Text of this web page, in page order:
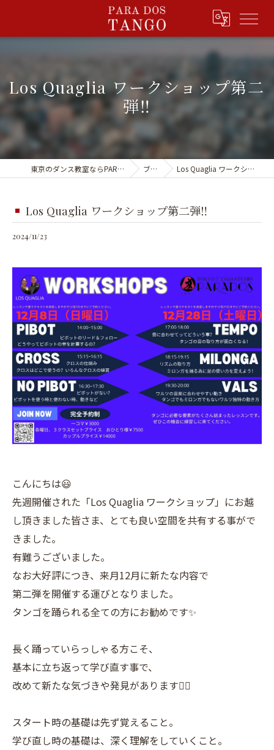
Los Quaglia ワークショップ第二
弾‼️
東京のダンス教室ならPARA DOS TANGO ブログ Los Quaglia ワークショップ第二弾‼️
Los Quaglia ワークショップ第二弾‼️
2024/11/23
こんにちは😃
先週開催された「Los Quaglia ワークショップ」にお越
し頂きました皆さま、とても良い空間を共有する事がで
きました。
有難うございました。
なお大好評につき、来月12月に新たな内容で
第二弾を開催する運びとなりました。
タンゴを踊られる全ての方にお勧めです✨
長く踊っていらっしゃる方こそ、
基本に立ち返って学び直す事で、
改めて新たな気づきや発見があります☝🏼
スタート時の基礎は先ず覚えること。
学び直し時の基礎は、深く理解をしていくこと。